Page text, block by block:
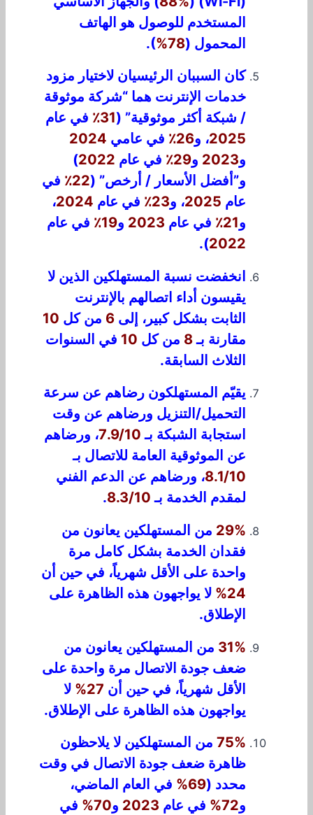
المستخدم للوصول هو الهاتف
المحمول (78%
).
كان السببان الرئيسيان لاختيار مزود
خدمات الإنترنت هما “شركة موثوقة
/ شبكة أكثر موثوقية” (31٪
في عام
2025، و26٪ في عامي 2024
و2023 و29٪ في عام 2022
)
و”أفضل الأسعار / أرخص” (22٪
في
عام 2025، و23٪ في عام 2024،
و21٪ في عام 2023 و19٪
في عام
2022
).
انخفضت نسبة المستهلكين الذين لا
يقيسون أداء اتصالهم بالإنترنت
الثابت بشكل كبير، إلى
من كل 10
مقارنة بـ8 من كل 10 في السنوات
الثلاث السابقة.
يقيّم المستهلكون رضاهم عن سرعة
التحميل/التنزيل ورضاهم عن وقت
استجابة الشبكة بـ 7.9/10، ورضاهم
عن الموثوقية العامة للاتصال بـ
8.1/10، ورضاهم عن الدعم الفني
لمقدم الخدمة بـ 8.3/10
.
29% من المستهلكين يعانون من
فقدان الخدمة بشكل كامل مرة
واحدة على الأقل شهرياً، في حين أن
24%
لا يواجهون هذه الظاهرة على
الإطلاق.
31% من المستهلكين يعانون من
ضعف جودة الاتصال مرة واحدة على
الأقل شهرياً، في حين أن
لا
يواجهون هذه الظاهرة على الإطلاق.
75% من المستهلكين لا يلاحظون
ظاهرة ضعف جودة الاتصال في وقت
محدد (69%
في العام الماضي،
و72% في عام 2023 و70%
في